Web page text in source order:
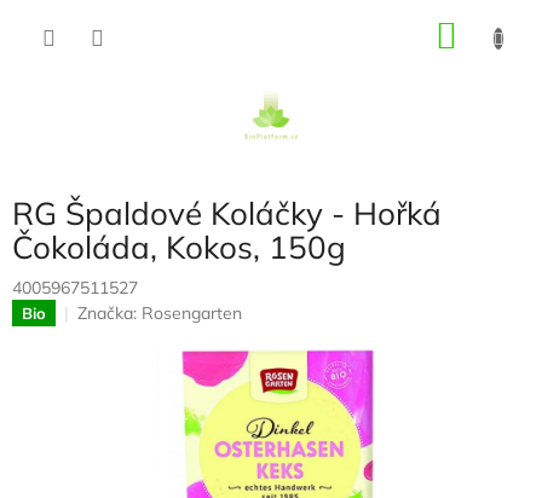
RG Špaldové Koláčky - Hořká
Čokoláda, Kokos, 150g
4005967511527
Bio Značka: Rosengarten